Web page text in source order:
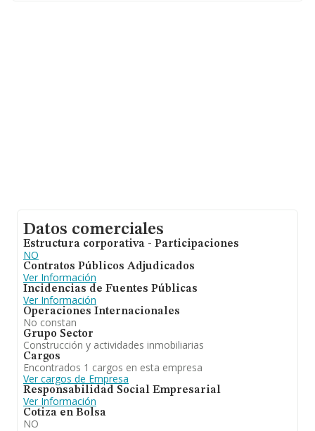
Datos comerciales
Estructura corporativa - Participaciones
NO
Contratos Públicos Adjudicados
Ver Información
Incidencias de Fuentes Públicas
Ver Información
Operaciones Internacionales
No constan
Grupo Sector
Construcción y actividades inmobiliarias
Cargos
Encontrados 1 cargos en esta empresa
Ver cargos de Empresa
Responsabilidad Social Empresarial
Ver Información
Cotiza en Bolsa
NO